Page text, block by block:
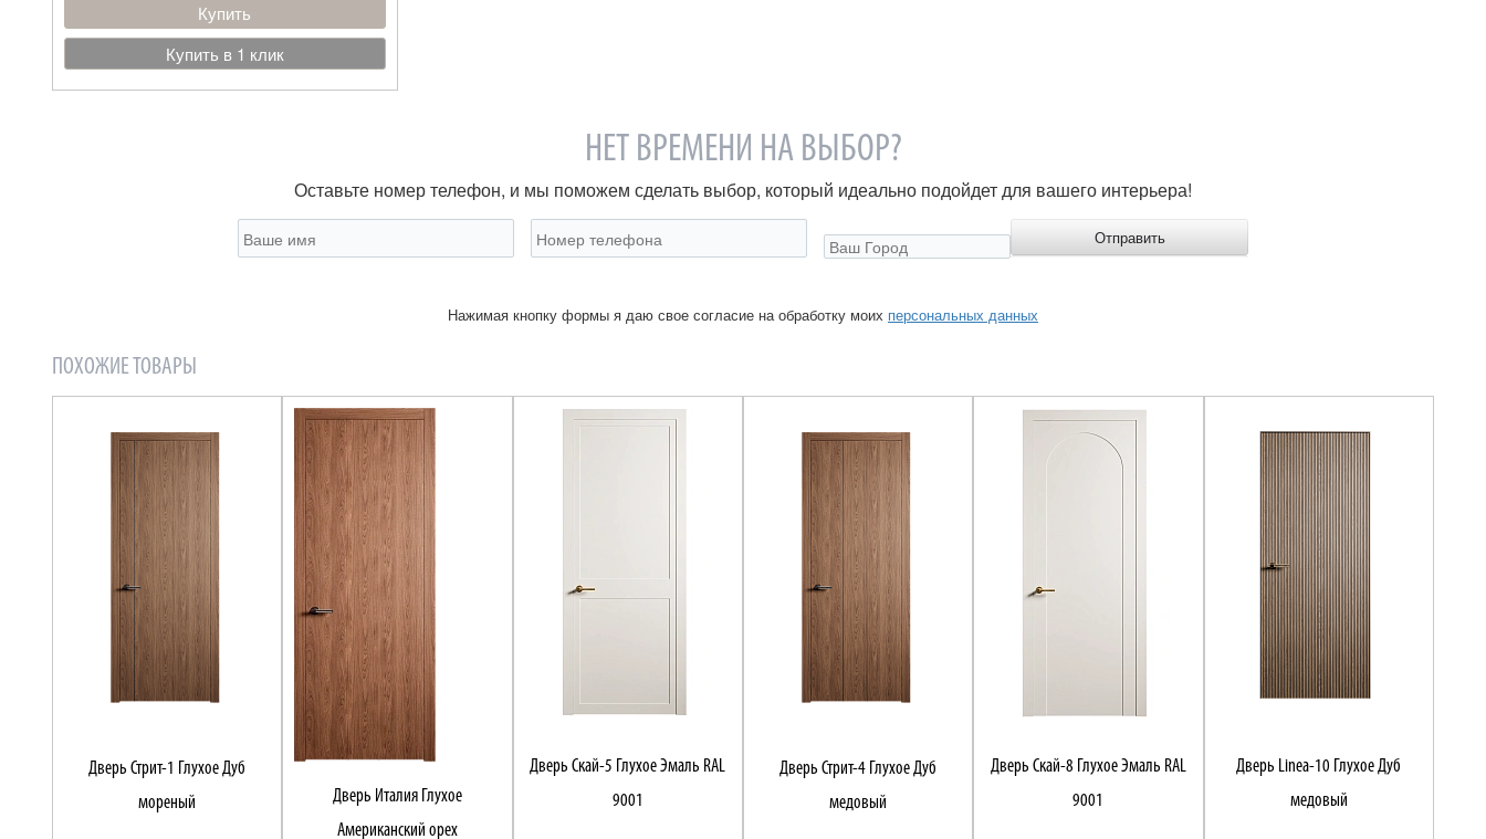
Купить
Купить в 1 клик
НЕТ ВРЕМЕНИ НА ВЫБОР?
Оставьте номер телефон, и мы поможем сделать выбор, который идеально подойдет для вашего интерьера!
Нажимая кнопку формы я даю свое согласие на обработку моих персональных данных
ПОХОЖИЕ ТОВАРЫ
Дверь Стрит-1 Глухое Дуб
мореный
Дверь Италия Глухое
Американский орех
Дверь Скай-5 Глухое Эмаль RAL
9001
Дверь Стрит-4 Глухое Дуб
медовый
Дверь Скай-8 Глухое Эмаль RAL
9001
Дверь Linea-10 Глухое Дуб
медовый